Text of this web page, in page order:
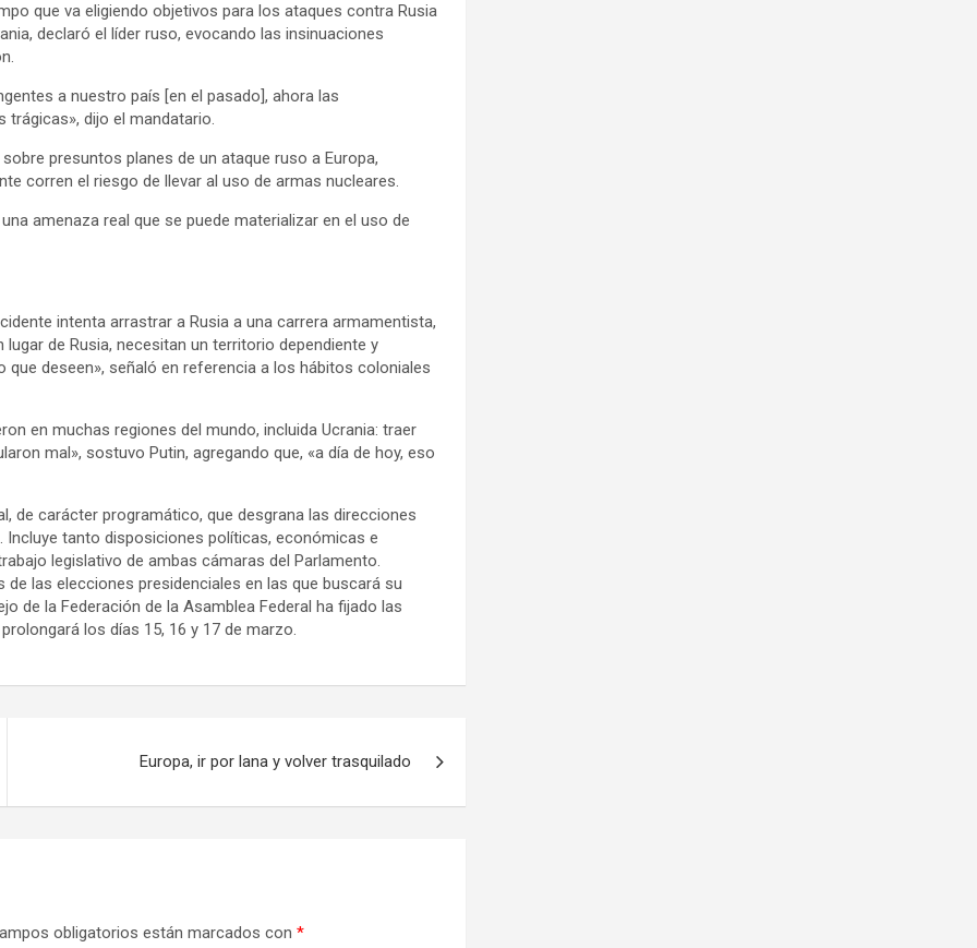
que va eligiendo objetivos para los ataques contra Rusia
declaró el líder ruso, evocando las insinuaciones
a nuestro país [en el pasado], ahora las
dijo el mandatario.
presuntos planes de un ataque ruso a Europa,
corren el riesgo de llevar al uso de armas nucleares.
amenaza real que se puede materializar en el uso de
intenta arrastrar a Rusia a una carrera armamentista,
de Rusia, necesitan un territorio dependiente y
deseen», señaló en referencia a los hábitos coloniales
en muchas regiones del mundo, incluida Ucrania: traer
mal», sostuvo Putin, agregando que, «a día de hoy, eso
de carácter programático, que desgrana las direcciones
tanto disposiciones políticas, económicas e
legislativo de ambas cámaras del Parlamento.
las elecciones presidenciales en las que buscará su
de la Federación de la Asamblea Federal ha fijado las
los días 15, 16 y 17 de marzo.
Europa, ir por lana y volver trasquilado
obligatorios están marcados con *